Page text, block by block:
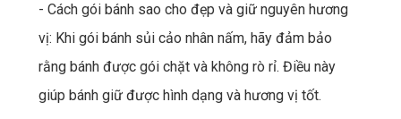
- Cách gói bánh sao cho đẹp và giữ nguyên hương
vị: Khi gói bánh sủi cảo nhân nấm, hãy đảm bảo
rằng bánh được gói chặt và không rò rỉ. Điều này
giúp bánh giữ được hình dạng và hương vị tốt.